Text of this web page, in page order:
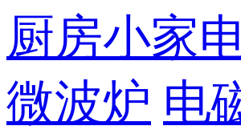
厨房小家
微波炉 电